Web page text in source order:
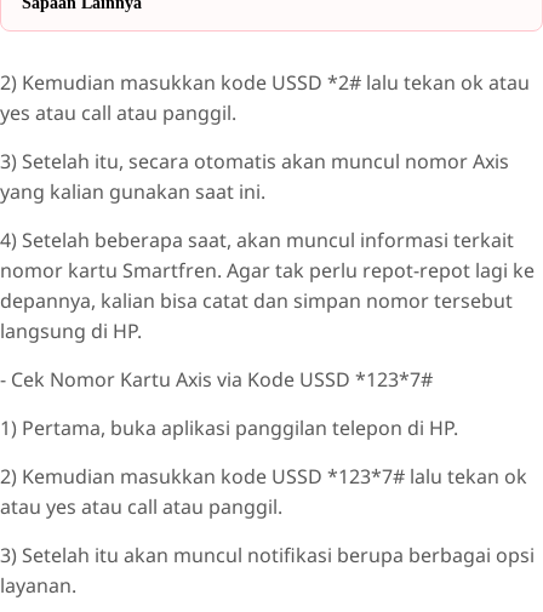
2) Kemudian masukkan kode USSD *2# lalu tekan ok atau
yes atau call atau panggil.
3) Setelah itu, secara otomatis akan muncul nomor Axis
yang kalian gunakan saat ini.
4) Setelah beberapa saat, akan muncul informasi terkait
nomor kartu Smartfren. Agar tak perlu repot-repot lagi ke
depannya, kalian bisa catat dan simpan nomor tersebut
langsung di HP.
- Cek Nomor Kartu Axis via Kode USSD *123*7#
1) Pertama, buka aplikasi panggilan telepon di HP.
2) Kemudian masukkan kode USSD *123*7# lalu tekan ok
atau yes atau call atau panggil.
3) Setelah itu akan muncul notifikasi berupa berbagai opsi
layanan.